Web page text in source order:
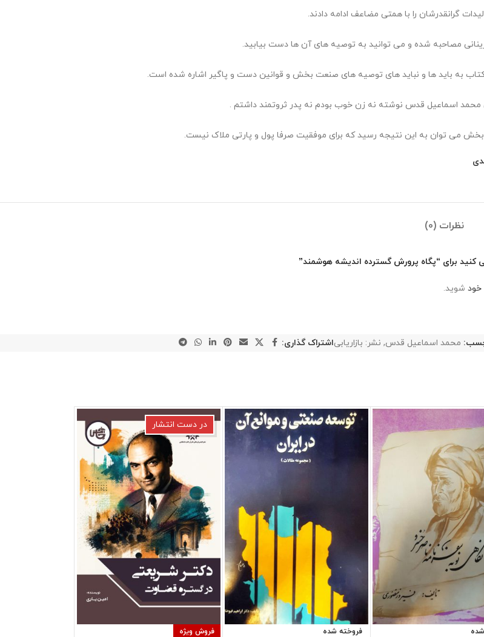
گرانقدرشان را با همتی مضاعف ادامه دادند.
مصاحبه شده و می توانید به توصیه های آن ها دست بیابید.
به باید ها و نباید های توصیه های صنعت بخش و قوانین دست و پاگیر اشاره شده است.
اسماعیل قدس نوشته نه زن خوب بودم نه پدر ثروتمند داشتم .
بخش می توان به این نتیجه رسید که برای موفقیت صرفا پول و پارتی ملاک نیست.
نظرات (0)
کنید برای “پگاه پرورش گسترده اندیشه هوشمند”
خود شوید.
محمد اسماعیل قدس, نشر: بازاریابیاشتراک گذاری:
فروخته شده
در دست انتشار
فروش ویژه